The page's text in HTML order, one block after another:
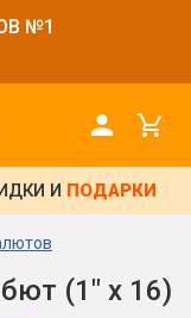
№1
И ПОДАРКИ
(1" х 16)